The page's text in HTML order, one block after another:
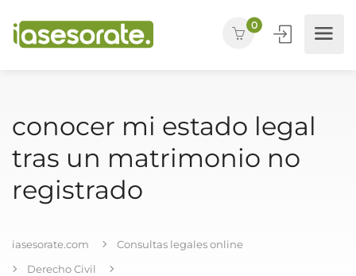
0
conocer mi estado legal
tras un matrimonio no
registrado
iasesorate.com
Consultas legales online
Derecho Civil